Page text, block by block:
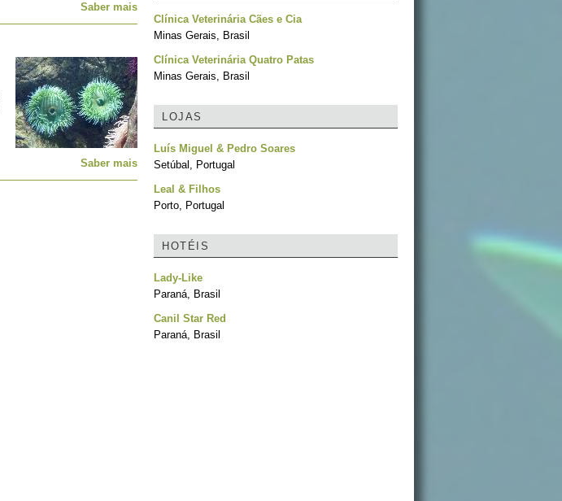
Saber mais
Saber mais
Clínica Veterinária Cães e Cia
Minas Gerais, Brasil
Clínica Veterinária Quatro Patas
Minas Gerais, Brasil
LOJAS
Luís Miguel & Pedro Soares
Setúbal, Portugal
Leal & Filhos
Porto, Portugal
HOTÉIS
Lady-Like
Paraná, Brasil
Canil Star Red
Paraná, Brasil